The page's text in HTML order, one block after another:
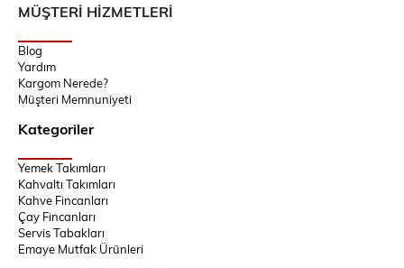
MÜŞTERİ HİZMETLERİ
Blog
Yardım
Kargom Nerede?
Müşteri Memnuniyeti
Kategoriler
Yemek Takımları
Kahvaltı Takımları
Kahve Fincanları
Çay Fincanları
Servis Tabakları
Emaye Mutfak Ürünleri